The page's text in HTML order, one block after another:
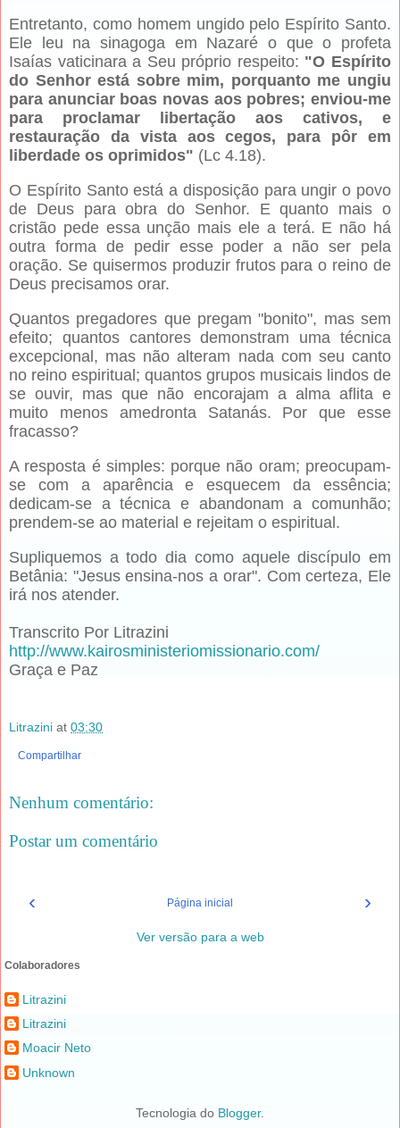
Entretanto, como homem ungido pelo Espírito Santo.
Ele leu na sinagoga em Nazaré o que o profeta
Isaías vaticinara a Seu próprio respeito: "O Espírito
do Senhor está sobre mim, porquanto me ungiu
para anunciar boas novas aos pobres; enviou-me
para proclamar libertação aos cativos, e
restauração da vista aos cegos, para pôr em
liberdade os oprimidos" (Lc 4.18).
O Espírito Santo está a disposição para ungir o povo
de Deus para obra do Senhor. E quanto mais o
cristão pede essa unção mais ele a terá. E não há
outra forma de pedir esse poder a não ser pela
oração. Se quisermos produzir frutos para o reino de
Deus precisamos orar.
Quantos pregadores que pregam "bonito", mas sem
efeito; quantos cantores demonstram uma técnica
excepcional, mas não alteram nada com seu canto
no reino espiritual; quantos grupos musicais lindos de
se ouvir, mas que não encorajam a alma aflita e
muito menos amedronta Satanás. Por que esse
fracasso?
A resposta é simples: porque não oram; preocupam-
se com a aparência e esquecem da essência;
dedicam-se a técnica e abandonam a comunhão;
prendem-se ao material e rejeitam o espiritual.
Supliquemos a todo dia como aquele discípulo em
Betânia: "Jesus ensina-nos a orar". Com certeza, Ele
irá nos atender.
Transcrito Por Litrazini
http://www.kairosministeriomissionario.com/
Graça e Paz
Litrazini at 03:30
Compartilhar
Nenhum comentário:
Postar um comentário
‹ ›
Página inicial
Ver versão para a web
Colaboradores
Litrazini
Litrazini
Moacir Neto
Unknown
Tecnologia do Blogger.